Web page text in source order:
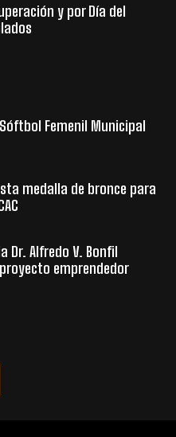
y por Día del
Femenil Municipal
medalla de bronce para
Dr. Alfredo V. Bonfil
emprendedor